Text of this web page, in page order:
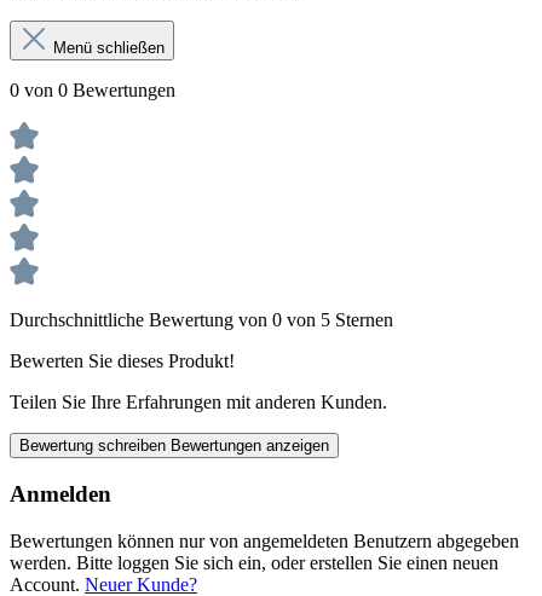
Menü schließen
0 von 0 Bewertungen
Durchschnittliche Bewertung von 0 von 5 Sternen
Bewerten Sie dieses Produkt!
Teilen Sie Ihre Erfahrungen mit anderen Kunden.
Bewertung schreiben Bewertungen anzeigen
Anmelden
Bewertungen können nur von angemeldeten Benutzern abgegeben
werden. Bitte loggen Sie sich ein, oder erstellen Sie einen neuen
Account. Neuer Kunde?